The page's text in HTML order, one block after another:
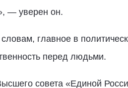
— уверен он.
главное в
перед людьми.
совета «Единой